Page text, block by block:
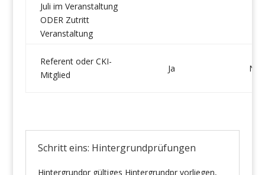
Juli im Veranstaltung
ODER Zutritt
Veranstaltung
Referent oder CKI-
Mitglied
Ja
Schritt eins: Hintergrundprüfungen
Hintergrundpr gültiges Hintergrundpr vorliegen,